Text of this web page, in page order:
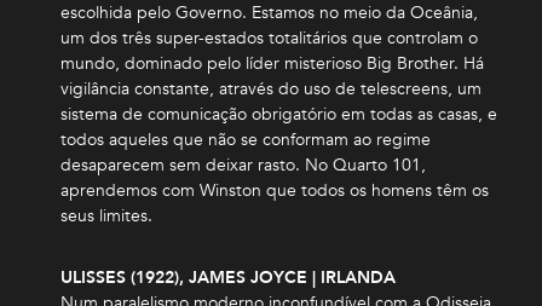
escolhida pelo Governo. Estamos no meio da Oceânia,
um dos três super-estados totalitários que controlam o
mundo, dominado pelo líder misterioso Big Brother. Há
vigilância constante, através do uso de telescreens, um
sistema de comunicação obrigatório em todas as casas, e
todos aqueles que não se conformam ao regime
desaparecem sem deixar rasto. No Quarto 101,
aprendemos com Winston que todos os homens têm os
seus limites.
ULISSES (1922), JAMES JOYCE | IRLANDA